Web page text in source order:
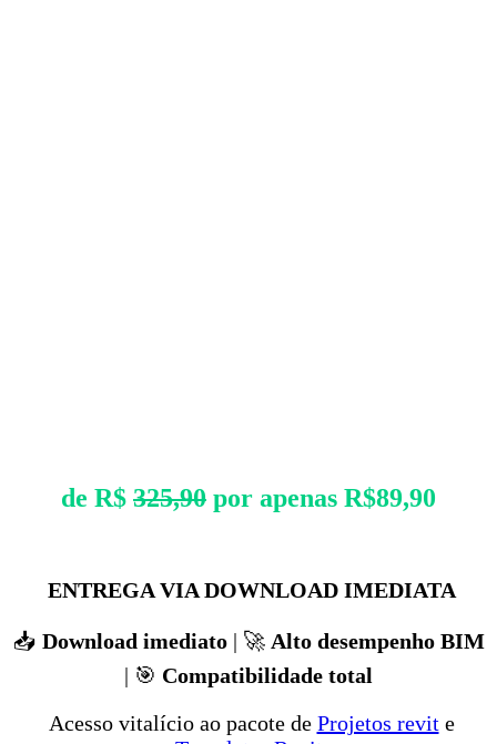
de R$ 325,90 por apenas R$89,90
ENTREGA VIA DOWNLOAD IMEDIATA
📥 Download imediato| 🚀 Alto desempenho BIM
| 🎯 Compatibilidade total
Acesso vitalício ao pacote de Projetos revite